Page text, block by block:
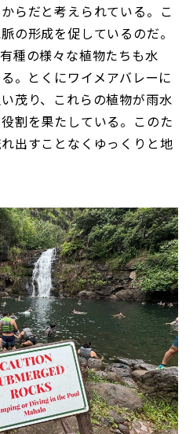
らだと考えられている。こ
の形成を促しているのだ。
種の様々な植物たちも水
。とくにワイメアバレーに
茂り、これらの植物が雨水
割を果たしている。このた
出すことなくゆっくりと地